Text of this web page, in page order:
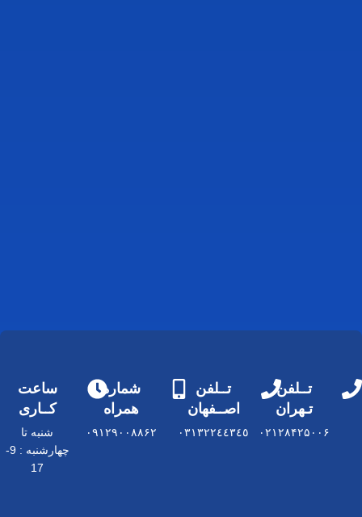
تــلفن
تـهران
۰۲۱۲۸۴۲۵۰۰۶
تــلفن
اصــفهان
٠٣١٣٢٢٤٤٣٤٥
شماره
همراه
۰۹۱۲۹۰۰۸۸۶۲
ساعت
کــاری
شنبه تا
چهارشنبه : 9-
17